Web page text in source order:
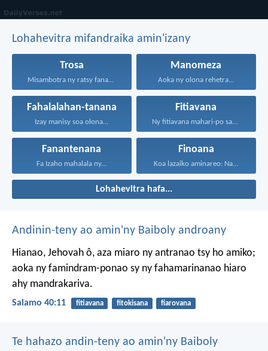
Lohahevitra mifandraika amin'izany
Trosa
Misambotra ny ratsy fanahy...
Manomeza
Aoka ny olona rehetra...
Fahalalahan-tanana
Izay manisy soa olona...
Fitiavana
Ny fitiavana mahari-po sady...
Fanantenana
Fa Izaho mahalala ny...
Finoana
Koa lazaiko aminareo: Na...
Lohahevitra hafa...
Andinin-teny ao amin'ny Baiboly androany
Hianao, Jehovah ô, aza miaro ny antranao tsy ho amiko;
aoka ny famindram-ponao sy ny fahamarinanao hiaro
ahy mandrakariva.
Salamo 40:11 fitiavana fitokisana fiarovana
Te hahazo andin-teny ao amin'ny Baiboly